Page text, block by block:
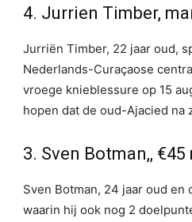
4. Jurrien Timber,
Jurriën Timber, 22 jaar oud,
Nederlands-Curaçaose
vroege knieblessure op 15
hopen dat de oud-Ajacied
3. Sven Botman,,
Sven Botman, 24 jaar oud
waarin hij ook nog 2